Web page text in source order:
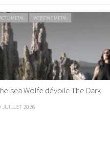
METAL WEBZINE METAL
Wolfe dévoile The Dark
JUILLET 2026